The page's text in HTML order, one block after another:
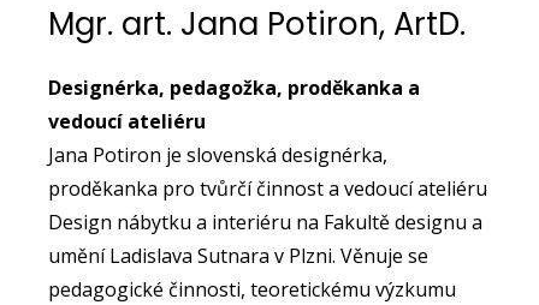
Mgr. art. Jana Potiron, ArtD.
Designérka, pedagožka, proděkanka a
vedoucí ateliéru
Jana Potiron je slovenská designérka,
proděkanka pro tvůrčí činnost a vedoucí ateliéru
Design nábytku a interiéru na Fakultě designu a
umění Ladislava Sutnara v Plzni. Věnuje se
pedagogické činnosti, teoretickému výzkumu